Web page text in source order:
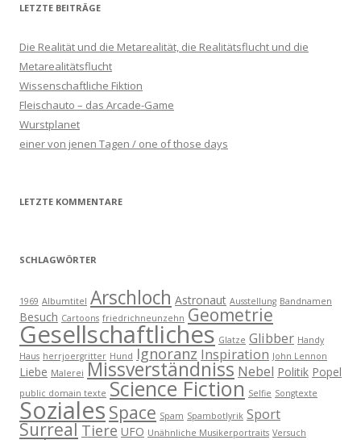
LETZTE BEITRÄGE
Die Realität und die Metarealität, die Realitätsflucht und die
Metarealitätsflucht
Wissenschaftliche Fiktion
Fleischauto – das Arcade-Game
Wurstplanet
einer von jenen Tagen / one of those days
LETZTE KOMMENTARE
SCHLAGWÖRTER
1969 Albumtitel Arschloch Astronaut Ausstellung Bandnamen
Besuch Cartoons friedrichneunzehn Geometrie
Gesellschaftliches Glatze Glibber Handy
Haus herrjoergritter Hund Ignoranz Inspiration John Lennon
Liebe Malerei Missverständniss Nebel Politik Popel
public domain texte Science Fiction Selfie Songtexte
Soziales Space Spam Spambotlyrik Sport
Surreal Tiere UFO Unähnliche Musikerportraits Versuch